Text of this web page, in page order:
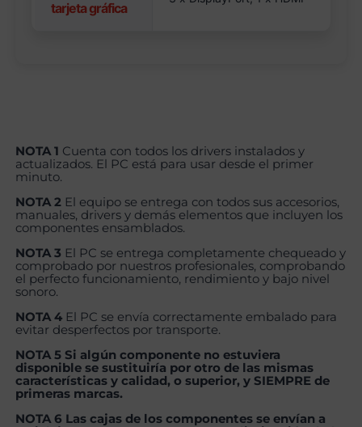
tarjeta gráfica
NOTA 1 Cuenta con todos los drivers instalados y
actualizados. El PC está para usar desde el primer
minuto.
NOTA 2 El equipo se entrega con todos sus accesorios,
manuales, drivers y demás elementos que incluyen los
componentes ensamblados.
NOTA 3 El PC se entrega completamente chequeado y
comprobado por nuestros profesionales, comprobando
el perfecto funcionamiento, rendimiento y bajo nivel
sonoro.
NOTA 4 El PC se envía correctamente embalado para
evitar desperfectos por transporte.
NOTA 5 Si algún componente no estuviera
disponible se sustituiría por otro de las mismas
características y calidad, o superior, y SIEMPRE de
primeras marcas.
NOTA 6 Las cajas de los componentes se envían a